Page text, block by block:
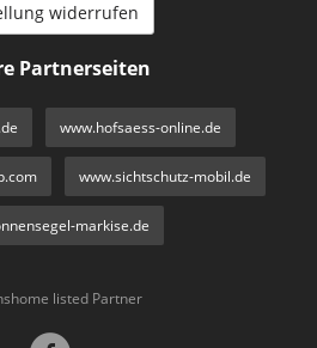
widerrufen
Partnerseiten
www.hofsaess-online.de
www.sichtschutz-mobil.de
markise.de